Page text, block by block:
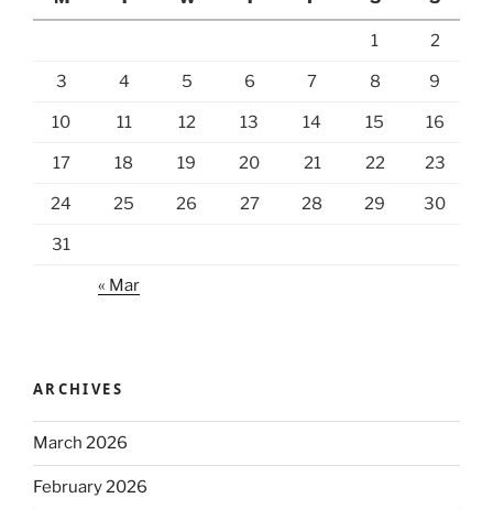
1 2
3 4 5 6 7 8 9
10 11 12 13 14 15 16
17 18 19 20 21 22 23
24 25 26 27 28 29 30
31
« Mar
ARCHIVES
March 2026
February 2026